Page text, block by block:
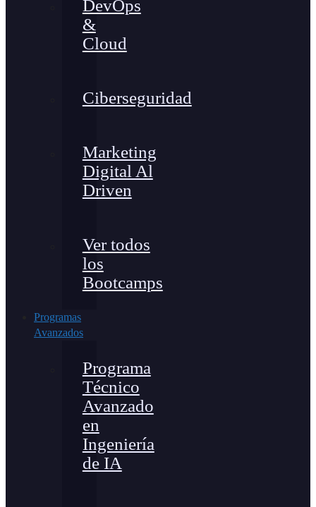
DevOps
&
Cloud
Ciberseguridad
Marketing
Digital Al
Driven
Ver todos
los
Bootcamps
Programas
Avanzados
Programa
Técnico
Avanzado
en
Ingeniería
de IA